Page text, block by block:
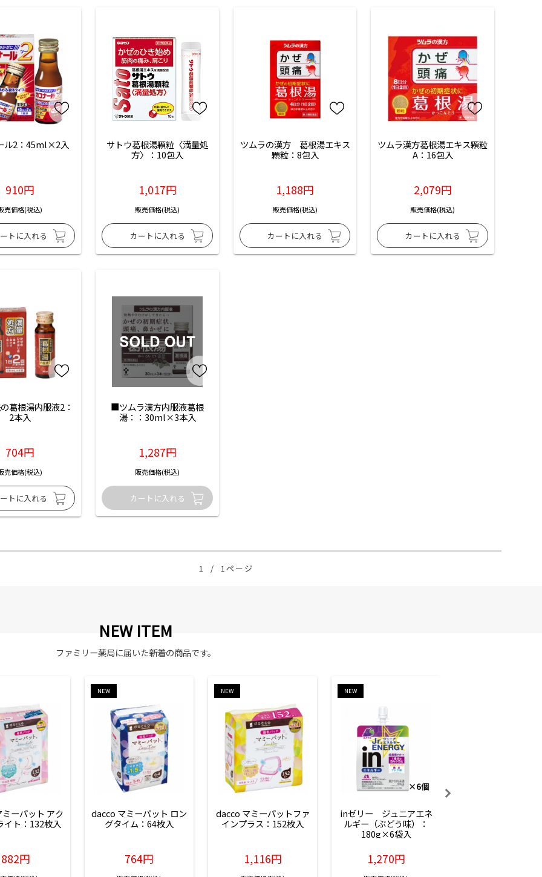
ル2：45ml×2入
910円
売価格(税込)
サトウ葛根湯顆粒〈満量処
方〉：10包入
1,017円
販売価格(税込)
ツムラの漢方　葛根湯エキス
顆粒：8包入
1,188円
販売価格(税込)
ツムラ漢方葛根湯エキス顆粒
A：16包入
2,079円
販売価格(税込)
葛根湯内服液2：
2本入
704円
売価格(税込)
■ツムラ漢方内服液葛根
湯：：30ml×3本入
1,287円
販売価格(税込)
1 / 1ページ
NEW ITEM
ファミリー薬局に届いた新着の商品です。
ーパット アク
イト：132枚入
882円
NEW
dacco マミーパット ロン
グタイム：64枚入
764円
NEW
dacco マミーパットファ
インプラス：152枚入
1,116円
NEW
inゼリー　ジュニアエネ
ルギー（ぶどう味）：
180g×6袋入
1,270円